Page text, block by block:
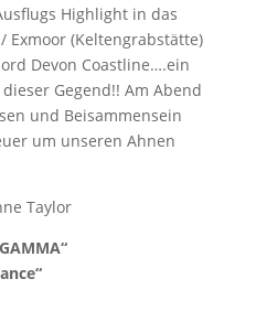
Highlight in das
Exmoor (Keltengrabstätte)
Devon Coastline….ein
Gegend!! Am Abend
und Beisammensein
um unseren Ahnen
Taylor
GAMMA“